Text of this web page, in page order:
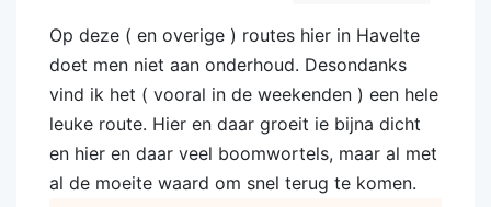
Op deze ( en overige ) routes hier in Havelte
doet men niet aan onderhoud. Desondanks
vind ik het ( vooral in de weekenden ) een hele
leuke route. Hier en daar groeit ie bijna dicht
en hier en daar veel boomwortels, maar al met
al de moeite waard om snel terug te komen.